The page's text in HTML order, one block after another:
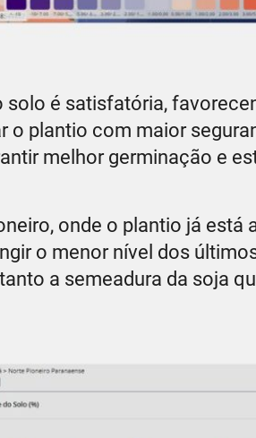
solo é satisfatória,
o plantio com maior
melhor germinação e
onde o plantio já está
o menor nível dos
a semeadura da soja